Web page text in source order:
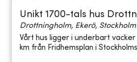
Unikt 1700-tals hus
Drottningholm, Ekerö, Stockholm
Vårt hus ligger i underbart vacker
km från Fridhemsplan i